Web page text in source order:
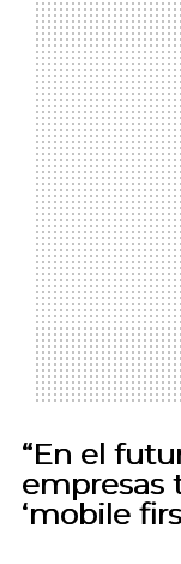
“En el
empresas
‘mobile